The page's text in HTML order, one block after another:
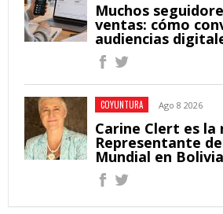
Muchos
ventas: cómo
audiencias
COYUNTURA Ago 8 2026
Carine Clert es la
Representante
Mundial en Bolivia